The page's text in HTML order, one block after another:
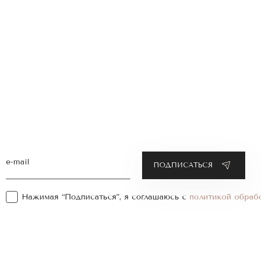
e-mail
Нажимая “Подписаться”, я соглашаюсь с политикой